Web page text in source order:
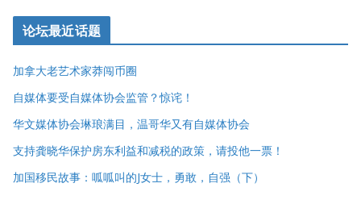
论坛最近话题
加拿大老艺术家莽闯币圈
自媒体要受自媒体协会监管？惊诧！
华文媒体协会琳琅满目，温哥华又有自媒体协会
支持龚晓华保护房东利益和减税的政策，请投他一票！
加国移民故事：呱呱叫的J女士，勇敢，自强（下）